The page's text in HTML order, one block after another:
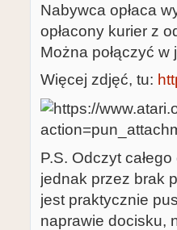
Nabywca opłaca
opłacony kurier z
Można połączyć
Więcej zdjęć, tu:
P.S. Odczyt
jednak przez brak
jest praktycznie
naprawie docisku,